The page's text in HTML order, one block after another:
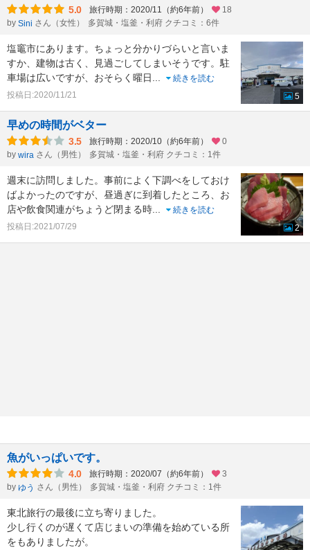
5.0 旅行時期：2020/11（約6年前）
18
by Sini さん（女性） 多賀城・塩釜・利府 クチコミ：6件
塩竈市にあります。ちょっと分かりづらいと言いま
すか、建物は古く、見過ごしてしまいそうです。駐
車場は広いですが、おそらく曜日...
続きを読む
投稿日:2020/11/21
5
早めの時間がベター
3.5 旅行時期：2020/10（約6年前）
0
by wira さん（男性） 多賀城・塩釜・利府 クチコミ：1件
週末に訪問しました。事前によく下調べをしておけ
ばよかったのですが、昼過ぎに到着したところ、お
店や飲食関連がちょうど閉まる時...
続きを読む
投稿日:2021/07/29
2
魚がいっぱいです。
4.0 旅行時期：2020/07（約6年前）
3
by ゆう さん（男性） 多賀城・塩釜・利府 クチコミ：1件
東北旅行の最後に立ち寄りました。
少し行くのが遅くて店じまいの準備を始めている所
をもありましたが。